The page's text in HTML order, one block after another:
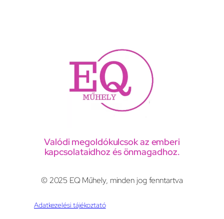
Valódi megoldókulcsok az emberi
kapcsolataidhoz és önmagadhoz.
© 2025 EQ Műhely, minden jog fenntartva
Adatkezelési tájékoztató